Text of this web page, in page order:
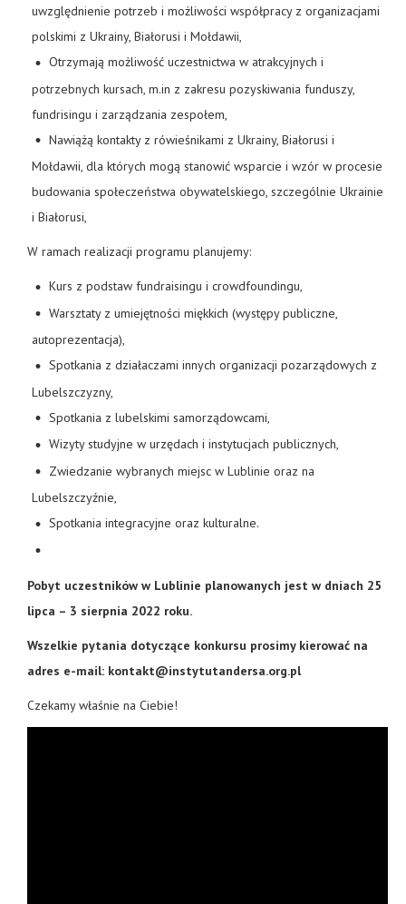
uwzględnienie potrzeb i możliwości współpracy z organizacjami
polskimi z Ukrainy, Białorusi i Mołdawii,
Otrzymają możliwość uczestnictwa w atrakcyjnych i
potrzebnych kursach, m.in z zakresu pozyskiwania funduszy,
fundrisingu i zarządzania zespołem,
Nawiążą kontakty z rówieśnikami z Ukrainy, Białorusi i
Mołdawii, dla których mogą stanowić wsparcie i wzór w procesie
budowania społeczeństwa obywatelskiego, szczególnie Ukrainie
i Białorusi,
W ramach realizacji programu planujemy:
Kurs z podstaw fundraisingu i crowdfoundingu,
Warsztaty z umiejętności miękkich (występy publiczne,
autoprezentacja),
Spotkania z działaczami innych organizacji pozarządowych z
Lubelszczyzny,
Spotkania z lubelskimi samorządowcami,
Wizyty studyjne w urzędach i instytucjach publicznych,
Zwiedzanie wybranych miejsc w Lublinie oraz na
Lubelszczyźnie,
Spotkania integracyjne oraz kulturalne.
Pobyt uczestników w Lublinie planowanych jest w dniach 25
lipca – 3 sierpnia 2022 roku.
Wszelkie pytania dotyczące konkursu prosimy kierować na
adres e-mail: kontakt@instytutandersa.org.pl
Czekamy właśnie na Ciebie!